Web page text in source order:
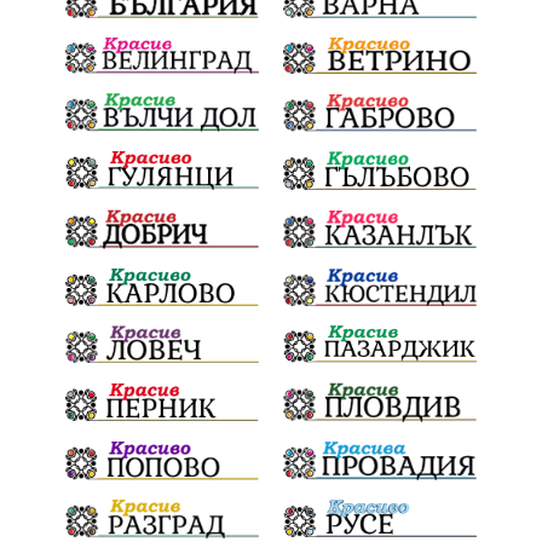
Плевенска филхармония Койнаре
Общински съвет Наркотици санкции
инвестиции Окръжен съд Лято 2025
културен календар подкрепа
Дарителска кампания театър напояване
Георги Парцалев Българска армия
Радостин Василев Регионална библиотека
„Христо Смирненски“ „Евровизия“
РДПБЗН спасителна акция Проверка
проверки DARA